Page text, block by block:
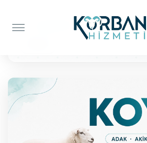
Kefaret Kurbanı